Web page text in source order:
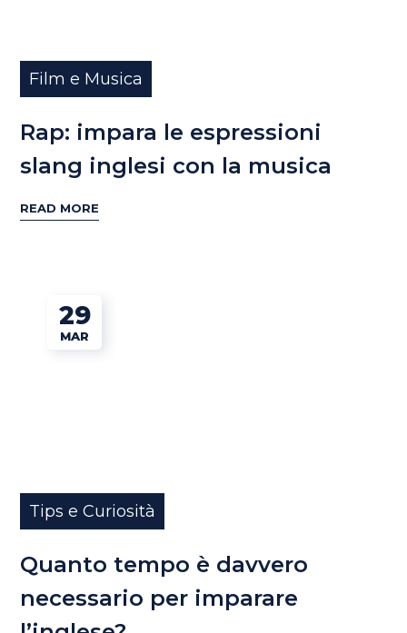
Film e Musica
Rap: impara le espressioni
slang inglesi con la musica
READ MORE
29
MAR
Tips e Curiosità
Quanto tempo è davvero
necessario per imparare